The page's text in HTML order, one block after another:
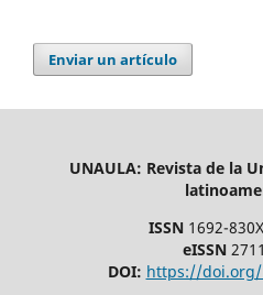
Enviar un artículo
UNAULA: Revista de la
ISSN1692-
eISSN
DOI: https://doi.org/